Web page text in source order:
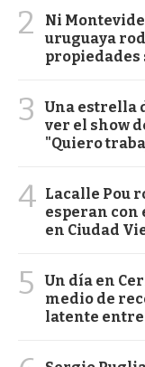
2
Ni
uruguaya
propiedades
3
Una estrella
ver el show
"Quiero
4 Lacalle Pou
esperan con
en Ciudad
5
Un día en
medio de
latente entre